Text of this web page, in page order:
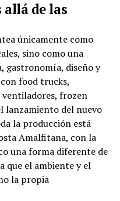
allá de las
únicamente como
sino como una
gastronomía, diseño y
food trucks,
ventiladores, frozen
lanzamiento del nuevo
la producción está
Amalfitana, con la
una forma diferente de
que el ambiente y el
la propia